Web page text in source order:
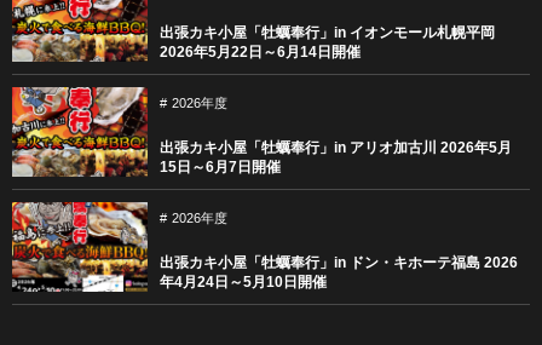
出張カキ小屋「牡蠣奉行」in イオンモール札幌平岡
2026年5月22日～6月14日開催
2026年度
出張カキ小屋「牡蠣奉行」in アリオ加古川 2026年5月
15日～6月7日開催
2026年度
出張カキ小屋「牡蠣奉行」in ドン・キホーテ福島 2026
年4月24日～5月10日開催